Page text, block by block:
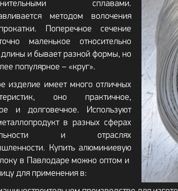
сплавами.
методом волочения
Поперечное сечение
маленькое относительно
и бывает разной формы, но
популярное – «круг».
изделие имеет много отличных
оно практичное,
и долговечное. Используют
в разных сферах
и отраслях
Купить алюминиевую
в Павлодаре можно оптом и
для применения в: